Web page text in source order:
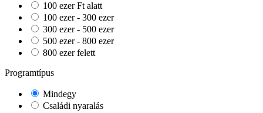
100 ezer Ft alatt
100 ezer - 300 ezer
300 ezer - 500 ezer
500 ezer - 800 ezer
800 ezer felett
Programtípus
Mindegy
Családi nyaralás